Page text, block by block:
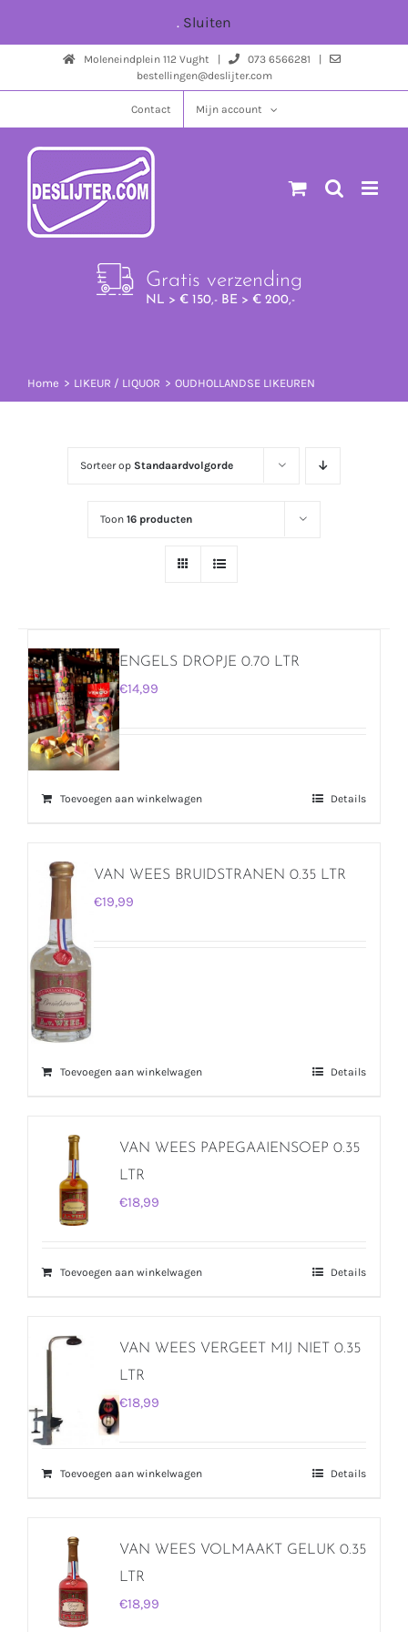
. Sluiten
Moleneindplein 112 Vught |
073 6566281 |
bestellingen@deslijter.com
Contact Mijn account
Gratis verzending
NL > € 150,- BE > € 200,-
Home LIKEUR / LIQUOR OUDHOLLANDSE LIKEUREN
Sorteer op Standaardvolgorde
Toon16 producten
ENGELS DROPJE 0.70 LTR
€14,99
Toevoegen aan winkelwagen Details
VAN WEES BRUIDSTRANEN 0.35 LTR
€19,99
Toevoegen aan winkelwagen Details
VAN WEES PAPEGAAIENSOEP 0.35
LTR
€18,99
Toevoegen aan winkelwagen Details
VAN WEES VERGEET MIJ NIET 0.35
LTR
€18,99
Toevoegen aan winkelwagen Details
VAN WEES VOLMAAKT GELUK 0.35
LTR
€18,99